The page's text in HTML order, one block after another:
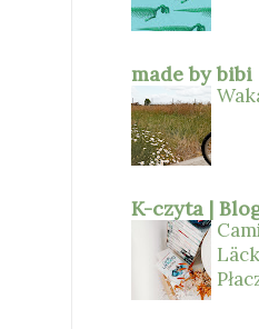
made by bibi
K-czyta |